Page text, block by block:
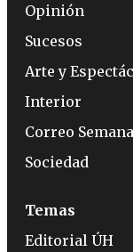
Opinión
Sucesos
Arte y
Interior
Correo
Sociedad
Temas
Editorial ÚH